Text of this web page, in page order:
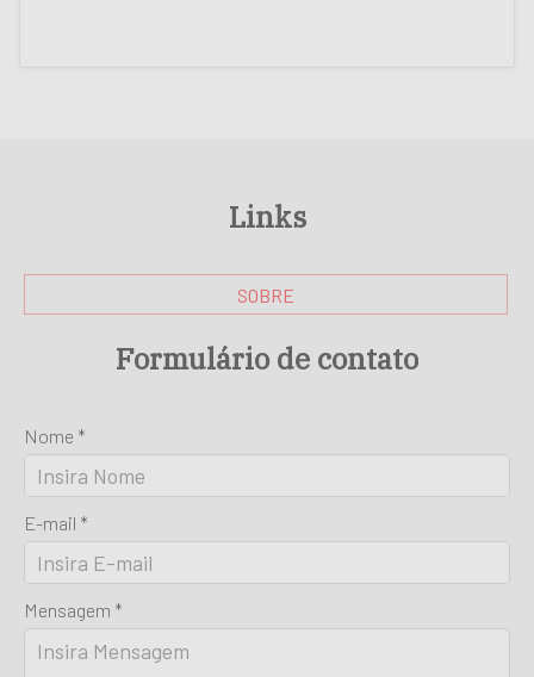
Links
SOBRE
Formulário de contato
Nome *
E-mail *
Mensagem *